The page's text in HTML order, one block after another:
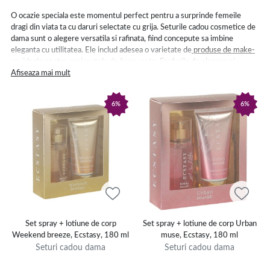
O ocazie speciala este momentul perfect pentru a surprinde femeile
dragi din viata ta cu daruri selectate cu grija. Seturile cadou cosmetice de
dama sunt o alegere versatila si rafinata, fiind concepute sa imbine
eleganta cu utilitatea. Ele includ adesea o varietate de produse de make-
rujurilesunt doar cateva dintre elementele care pot transforma rutina
formule potrivite pentru diferite stiluri si preferinte, de la machiaj natural
pana la look-uri indraznete.
Daca ingrijirea pielii este prioritara, seturile cadou pentru femei care
produse pentru ten cremele de fatahidratante, sunt o
alegere excelenta. Acestea sunt perfecte pentru a ameliora efectele
sezonului rece si pentru a mentine un ten sanatos si luminos, transmitand
in acelasi timp grija si atentie fata de nevoile persoanei dragi.
Set cadou de dama - descopera rasfatul
Printre cadourile adesea apreciate pentru orice ocazie
speciala,parfumurile de dama
raman o alegere clasica si eleganta. Un set
Afiseaza mai mult
6%
Set spray + lotiune de corp
Weekend breeze, Ecstasy, 180 ml
Seturi cadou dama
6%
Set spray + lotiune de corp Urban
muse, Ecstasy, 180 ml
Seturi cadou dama